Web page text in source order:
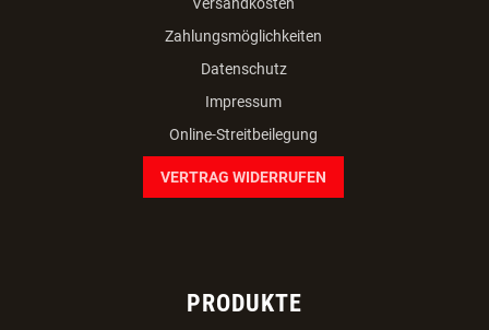
Zahlungsmöglichkeiten
Datenschutz
Impressum
Online-Streitbeilegung
VERTRAG WIDERRUFEN
PRODUKTE